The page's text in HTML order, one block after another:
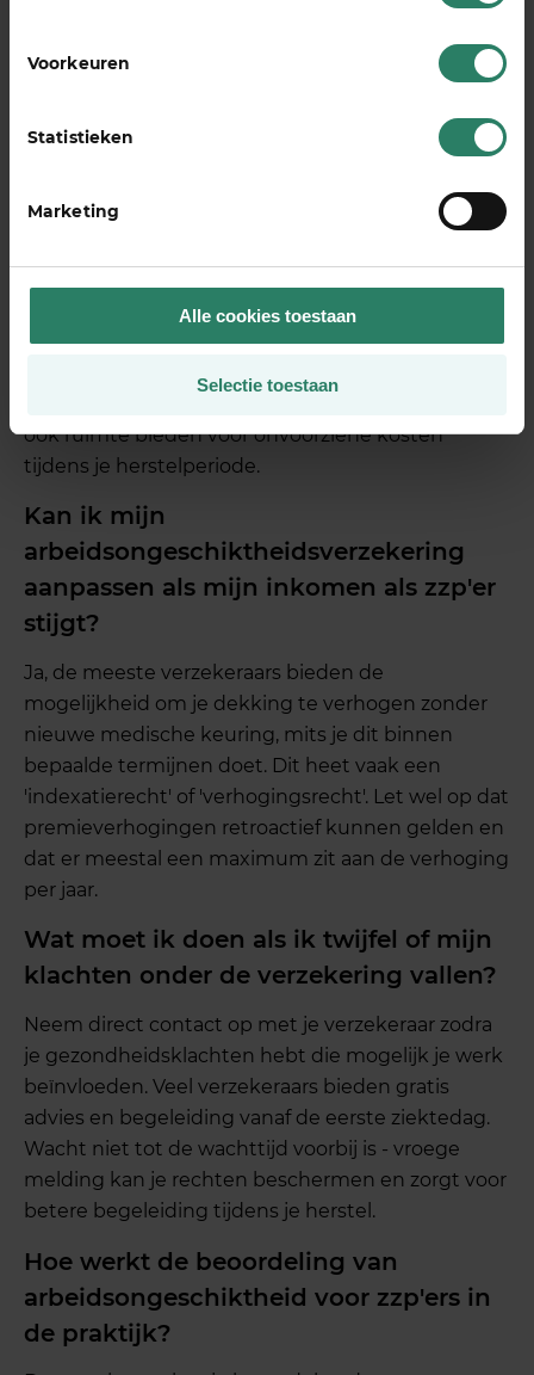
Voorkeuren
Statistieken
Marketing
Alle cookies toestaan
Selectie toestaan
Veelgestelde vragen
Hoe bepaal ik de juiste
arbeidsongeschiktheidsverzekering?
essentiële uitgaven. Tel hier 70-80% van je
variabele kosten bij op voor een comfortabele
ook ruimte bieden voor onvoorziene kosten
tijdens je herstelperiode.
Kan ik mijn
arbeidsongeschiktheidsverzekering
aanpassen als mijn inkomen als zzp'er
stijgt?
Ja, de meeste verzekeraars bieden de
mogelijkheid om je dekking te verhogen zonder
nieuwe medische keuring, mits je dit binnen
bepaalde termijnen doet. Dit heet vaak een
'indexatierecht' of 'verhogingsrecht'. Let wel op dat
premieverhogingen retroactief kunnen gelden en
dat er meestal een maximum zit aan de verhoging
per jaar.
Wat moet ik doen als ik twijfel of mijn
klachten onder de verzekering vallen?
Neem direct contact op met je verzekeraar zodra
je gezondheidsklachten hebt die mogelijk je werk
beïnvloeden. Veel verzekeraars bieden gratis
advies en begeleiding vanaf de eerste ziektedag.
Wacht niet tot de wachttijd voorbij is - vroege
melding kan je rechten beschermen en zorgt voor
betere begeleiding tijdens je herstel.
Hoe werkt de beoordeling van
arbeidsongeschiktheid voor zzp'ers in
de praktijk?